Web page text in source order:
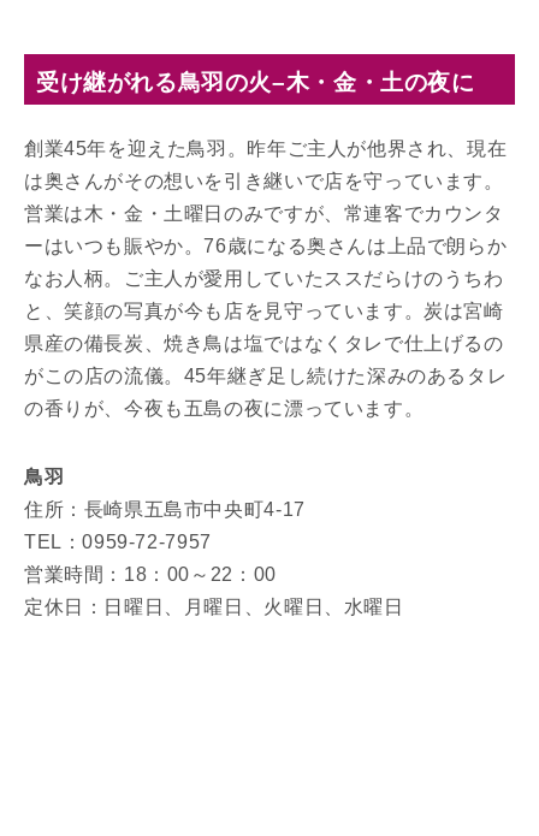
受け継がれる鳥羽の火–木・金・土の夜に
創業45年を迎えた鳥羽。昨年ご主人が他界され、現在
は奥さんがその想いを引き継いで店を守っています。
営業は木・金・土曜日のみですが、常連客でカウンタ
ーはいつも賑やか。76歳になる奥さんは上品で朗らか
なお人柄。ご主人が愛用していたススだらけのうちわ
と、笑顔の写真が今も店を見守っています。炭は宮崎
県産の備長炭、焼き鳥は塩ではなくタレで仕上げるの
がこの店の流儀。45年継ぎ足し続けた深みのあるタレ
の香りが、今夜も五島の夜に漂っています。
鳥羽
住所：長崎県五島市中央町4-17
TEL：0959-72-7957
営業時間：18：00～22：00
定休日：日曜日、月曜日、火曜日、水曜日